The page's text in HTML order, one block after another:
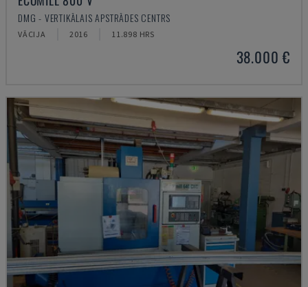
DMG - VERTIKĀLAIS APSTRĀDES CENTRS
VĀCIJA 2016 11.898 HRS
38.000 €